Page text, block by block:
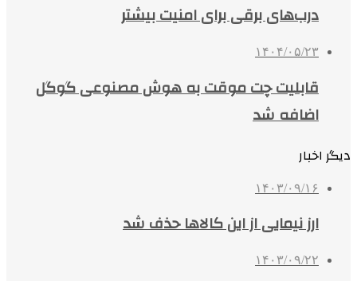
درب‌های برقی برای امنیت بیشتر
۱۴۰۴/۰۵/۲۳
قابلیت چت موقت به هوش مصنوعی گوگل
اضافه شد
دیگر اخبار
۱۴۰۳/۰۹/۱۶
ارز نیمایی از این کالاها حذف شد
۱۴۰۳/۰۹/۲۲